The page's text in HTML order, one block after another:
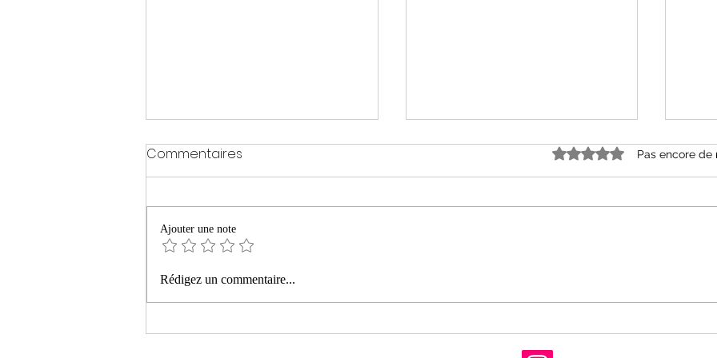
« La montagne ardente »
de Philippe Manevy aux
d’Alice Ferney aux Editions
Commentaires Noté 0 étoile sur 5.Pas encore de
Ajouter une note
Rédigez un commentaire...